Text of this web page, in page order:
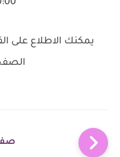
يمكنك الاطلاع على
صفحة